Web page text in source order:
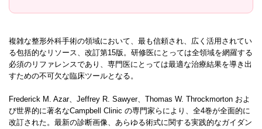
複雑な整形外科手術の領域において、最も信頼され、広く活用されてい
る包括的なリソース、改訂第15版。研修医にとっては全領域を網羅する
必須のリファレンスであり、専門医にとっては最適な治療結果を導き出
すための不可欠な臨床ツールとなる。
Frederick M. Azar、Jeffrey R. Sawyer、Thomas W. Throckmorton およ
び世界的に著名なCampbell Clinic の専門家らにより、全4巻が全面的に
改訂された。最新の診断画像、あらゆる術式に関する実践的なガイダン